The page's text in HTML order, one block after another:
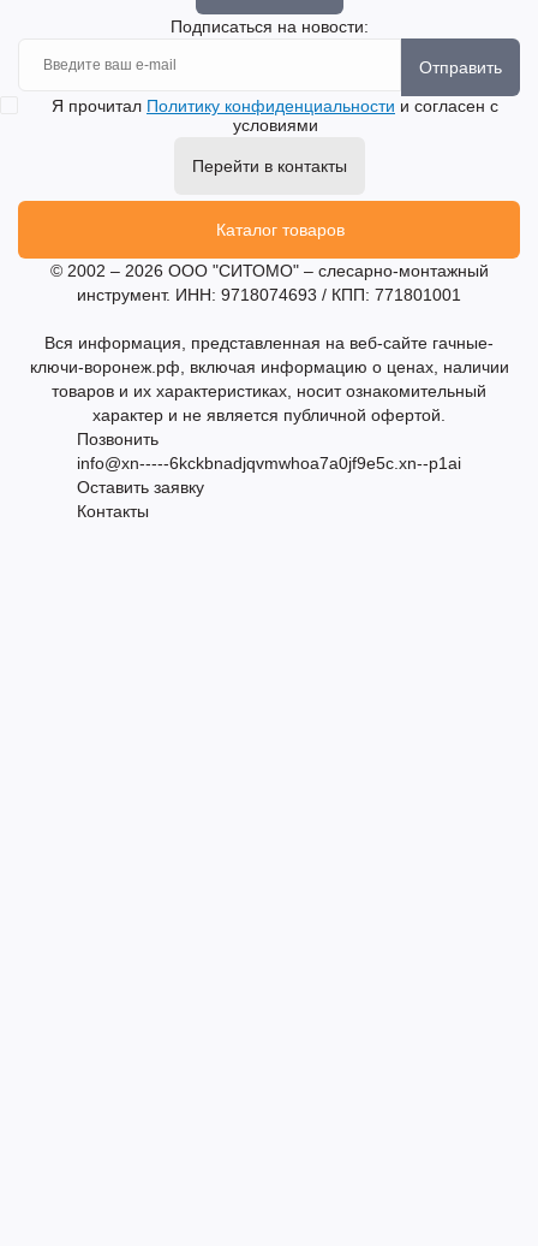
Подписаться на новости:
Отправить
Я прочитал Политику конфиденциальности и согласен с
условиями
Перейти в контакты
Каталог товаров
© 2002 – 2026 ООО "СИТОМО" – слесарно-монтажный
инструмент. ИНН: 9718074693 / КПП: 771801001
Вся информация, представленная на веб-сайте гачные-
ключи-воронеж.рф, включая информацию о ценах, наличии
товаров и их характеристиках, носит ознакомительный
характер и не является публичной офертой.
Позвонить
info@xn-----6kckbnadjqvmwhoa7a0jf9e5c.xn--p1ai
Оставить заявку
Контакты